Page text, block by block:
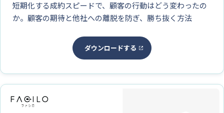
短期化する成約スピードで、顧客の行動はどう変わったの
か。顧客の期待と他社への離脱を防ぎ、勝ち抜く方法
ダウンロードする